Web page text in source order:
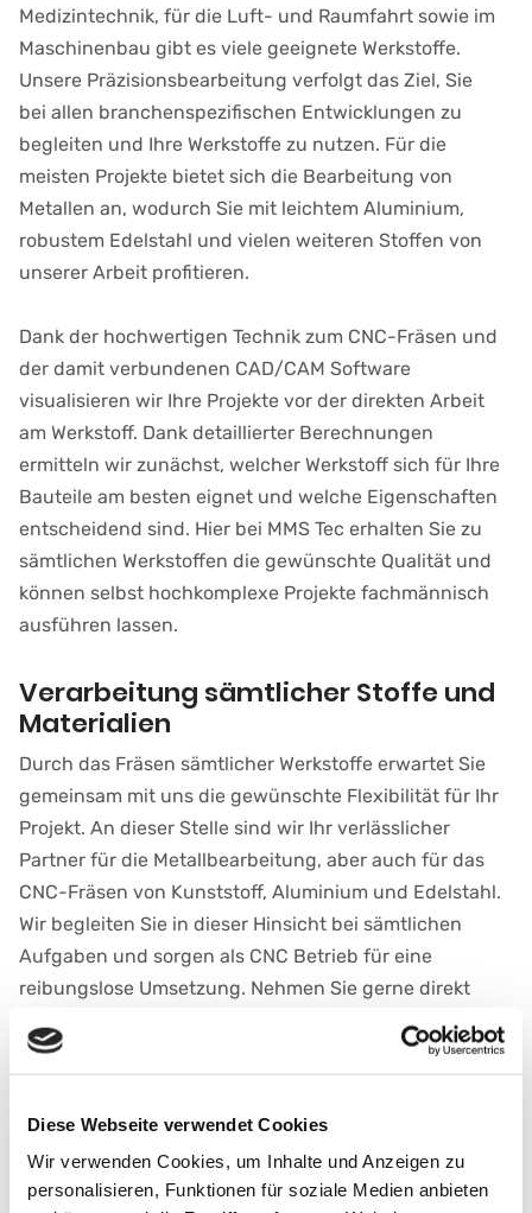
Diese Webseite verwendet Cookies
Wir verwenden Cookies, um Inhalte und Anzeigen zu
personalisieren, Funktionen für soziale Medien anbieten
Medizintechnik, für die Luft- und Raumfahrt sowie im
Maschinenbau gibt es viele geeignete Werkstoffe.
Unsere Präzisionsbearbeitung verfolgt das Ziel, Sie
bei allen branchenspezifischen Entwicklungen zu
begleiten und Ihre Werkstoffe zu nutzen. Für die
meisten Projekte bietet sich die Bearbeitung von
Metallen an, wodurch Sie mit leichtem Aluminium,
robustem Edelstahl und vielen weiteren Stoffen von
unserer Arbeit profitieren.
Dank der hochwertigen Technik zum CNC-Fräsen und
der damit verbundenen CAD/CAM Software
visualisieren wir Ihre Projekte vor der direkten Arbeit
am Werkstoff. Dank detaillierter Berechnungen
ermitteln wir zunächst, welcher Werkstoff sich für Ihre
Bauteile am besten eignet und welche Eigenschaften
entscheidend sind. Hier bei MMS Tec erhalten Sie zu
sämtlichen Werkstoffen die gewünschte Qualität und
können selbst hochkomplexe Projekte fachmännisch
ausführen lassen.
Verarbeitung sämtlicher Stoffe und
Materialien
Durch das Fräsen sämtlicher Werkstoffe erwartet Sie
gemeinsam mit uns die gewünschte Flexibilität für Ihr
Projekt. An dieser Stelle sind wir Ihr verlässlicher
Partner für die Metallbearbeitung, aber auch für das
CNC-Fräsen von Kunststoff, Aluminium und Edelstahl.
Wir begleiten Sie in dieser Hinsicht bei sämtlichen
Aufgaben und sorgen als CNC Betrieb für eine
reibungslose Umsetzung. Nehmen Sie gerne direkt
Kontakt zu uns auf und lassen Sie sich bezüglich Ihrer
Werkstoffe beraten.